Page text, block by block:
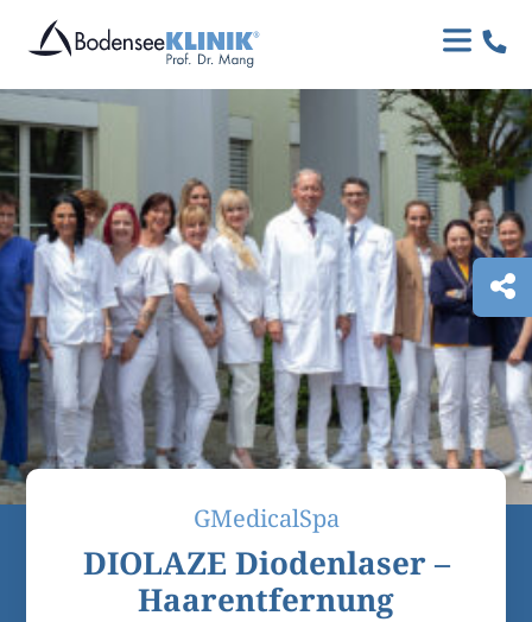

GMedicalSpa
DIOLAZE Diodenlaser –
Haarentfernung